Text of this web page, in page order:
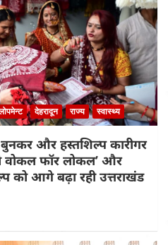
देहरादून राज्य स्वास्थ्य
बुनकर और हस्तशिल्प कारीगर
वोकल फॉर लोकल’ और
को आगे बढ़ा रही उत्तराखंड